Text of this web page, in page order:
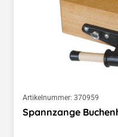
Artikelnummer: 370959
Spannzange